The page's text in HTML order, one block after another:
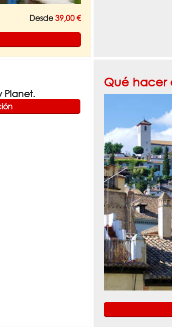
Desde39,00 €
Planet.
Qué hacer